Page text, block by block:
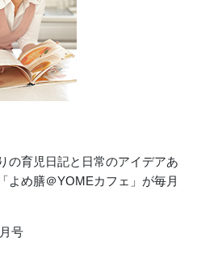
の育児日記と日常のアイデアあ
よめ膳＠YOMEカフェ」が毎月
号